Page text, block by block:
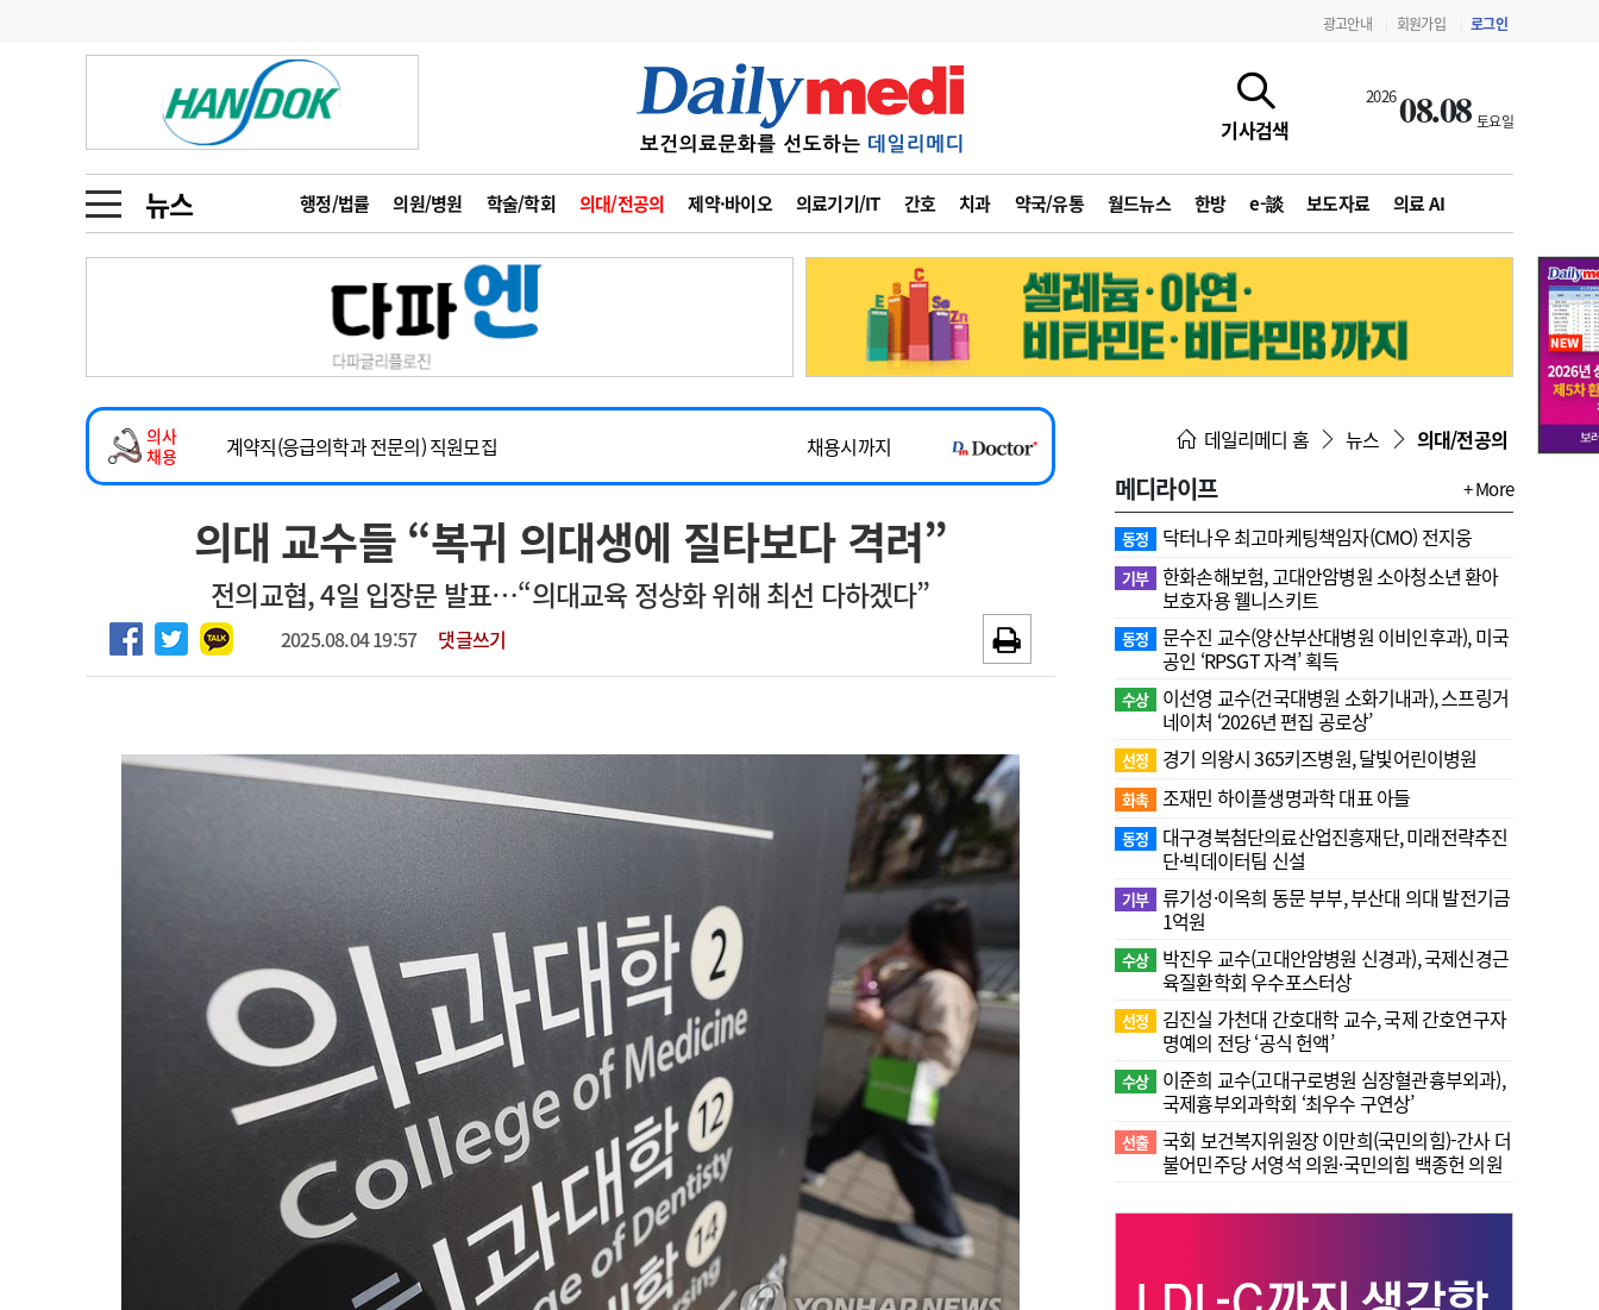
광고안내 회원가입 로그인
기사검색
202608.08 토요일
뉴스 행정/법률 의원/병원 학술/학회 의대/전공의 제약·바이오 의료기기/IT 간호 치과 약국/유통 월드뉴스 한방 e-談 보도자료 의료 AI
금주의 검색어
1
의사인력 수급 추계
2
성분명 처방
3
AI의료
4
전공의 모집 결과
6
관리급여 실시
지필공 지원책
수련환경 개선
의과대학 입시
인사 사고
오피니언 수첩
인물 초대석 피플
동영상뉴스
포토뉴스
메디 Hospital 지역병원 중소병원
인포메이션 행정처분 판례 정책/통계 공시 지침·기준·평가 약제급여 심사 결과
회사소개 법적고지 광고안내
의사
채용
2026년 하반기 인턴 모집
~2026-08-31
마취통증의학과 임기제 임상의사 채용
채용시까지
계약직(응급의학과 전문의) 직원모집
채용시까지
하반기 전공의(레지던트1년차) 모집
~2026-08-15
2026년 하반기 인턴 모집
~2026-08-31
마취통증의학과 임기제 임상의사 채용
채용시까지
의대 교수들 “복귀 의대생에 질타보다 격려”
전의교협, 4일 입장문 발표…“의대교육 정상화 위해 최선 다하겠다”
2025.08.04 19:57 댓글쓰기
데일리메디 홈 뉴스 의대/전공의
메디라이프 + More
동정 닥터나우 최고마케팅책임자(CMO) 전지웅
기부 한화손해보험, 고대안암병원 소아청소년 환아
보호자용 웰니스키트
동정
문수진 교수( 양산부산대병원 이비인후과), 미국
공인 ‘RPSGT 자격’ 획득
수상
이선영 교수(건국대병원 소화기내과), 스프링거
네이처 ‘2026년 편집 공로상’
선정 경기 의왕시 365키즈병원, 달빛어린이병원
화촉 조재민 하이플생명과학 대표 아들
동정
대구경북첨단의료산업진흥재단, 미래전략추진
단·빅데이터팀 신설
기부 류기성·이옥희 동문 부부, 부산대 의대 발전기금
1억원
수상
박진우 교수(고대안암병원 신경과), 국제신경근
육질환학회 우수포스터상
선정
김진실 가천대 간호대학 교수, 국제 간호연구자
명예의 전당 ‘공식 헌액’
수상
이준희 교수(고대구로병원 심장혈관흉부외과),
국제흉부외과학회 ‘최우수 구연상’
선출 국회 보건복지위원장 이만희(국민의힘)-간사 더
불어민주당 서영석 의원·국민의힘 백종헌 의원